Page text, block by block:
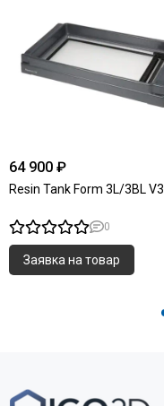
64 900 ₽
Resin Tank Form 3L/3BL V3
0
Заявка на товар